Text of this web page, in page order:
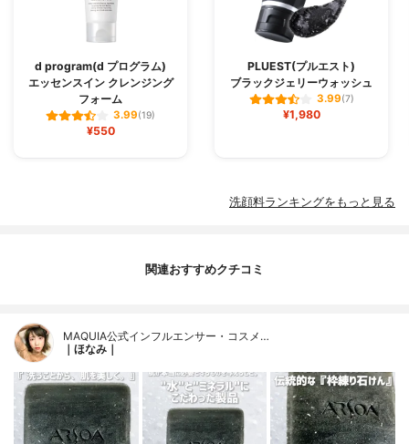
d program(d プログラム)
エッセンスイン クレンジング
フォーム
3.99(19)
¥550
PLUEST(プルエスト)
ブラックジェリーウォッシュ
3.99(7)
¥1,980
洗顔料ランキングをもっと見る
関連おすすめクチコミ
MAQUIA公式インフルエンサー・コスメ…
｜ほなみ｜